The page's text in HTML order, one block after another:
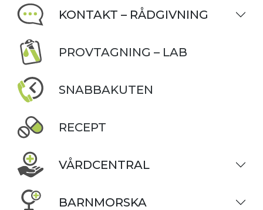
KONTAKT – RÅDGIVNING
PROVTAGNING – LAB
SNABBAKUTEN
RECEPT
VÅRDCENTRAL
BARNMORSKA